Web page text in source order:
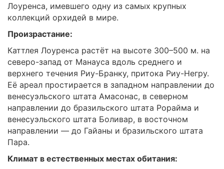
Лоуренса, имевшего одну из самых крупных
коллекций орхидей в мире.
Произрастание:
Каттлея Лоуренса растёт на высоте 300–500 м. на
северо-запад от Манауса вдоль среднего и
верхнего течения Риу-Бранку, притока Риу-Негру.
Её ареал простирается в западном направлении до
венесуэльского штата Амасонас, в северном
направлении до бразильского штата Рорайма и
венесуэльского штата Боливар, в восточном
направлении — до Гайаны и бразильского штата
Пара.
Климат в естественных местах обитания: